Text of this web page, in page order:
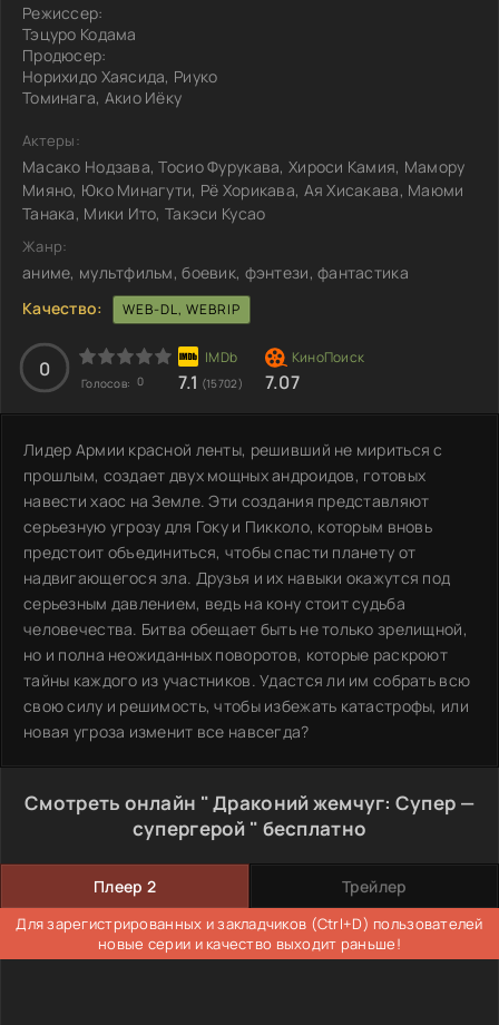
Режиссер:
Тэцуро Кодама
Продюсер:
Норихидо Хаясида, Риуко
Томинага, Акио Иёку
Актеры:
Масако Нодзава, Тосио Фурукава, Хироси Камия, Мамору
Мияно, Юко Минагути, Рё Хорикава, Ая Хисакава, Маюми
Танака, Мики Ито, Такэси Кусао
Жанр:
аниме, мультфильм, боевик, фэнтези, фантастика
Качество:
WEB-DL, WEBRIP
0
Голосов: 0 7.1 (15702) 7.07
Лидер Армии красной ленты, решивший не мириться с
прошлым, создает двух мощных андроидов, готовых
навести хаос на Земле. Эти создания представляют
серьезную угрозу для Гоку и Пикколо, которым вновь
предстоит объединиться, чтобы спасти планету от
надвигающегося зла. Друзья и их навыки окажутся под
серьезным давлением, ведь на кону стоит судьба
человечества. Битва обещает быть не только зрелищной,
но и полна неожиданных поворотов, которые раскроют
тайны каждого из участников. Удастся ли им собрать всю
свою силу и решимость, чтобы избежать катастрофы, или
новая угроза изменит все навсегда?
Смотреть онлайн " Драконий жемчуг: Супер —
супергерой " бесплатно
Плеер 2 Трейлер
Для зарегистрированных и закладчиков (Ctrl+D) пользователей
новые серии и качество выходит раньше!